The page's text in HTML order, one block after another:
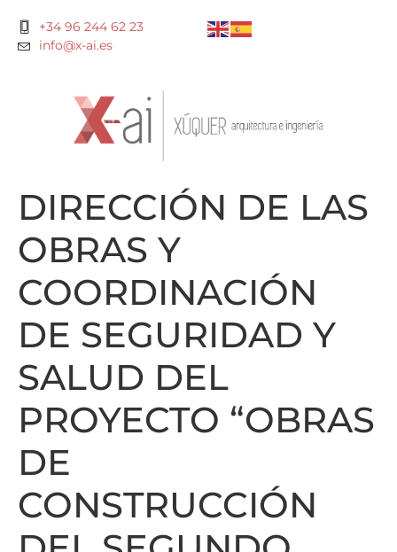
+34 96 244 62 23
info@x-ai.es
DIRECCIÓN DE LAS
OBRAS Y
COORDINACIÓN
DE SEGURIDAD Y
SALUD DEL
PROYECTO “OBRAS
DE
CONSTRUCCIÓN